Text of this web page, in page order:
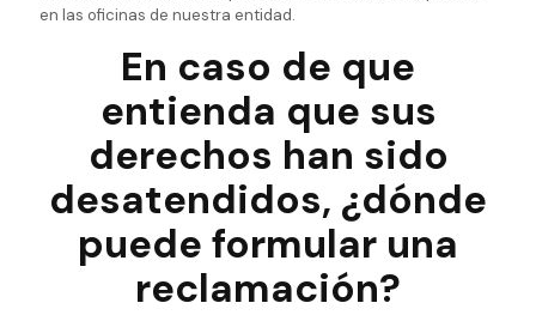
en las oficinas de nuestra entidad.
En caso de que
entienda que sus
derechos han sido
desatendidos, ¿dónde
puede formular una
reclamación?